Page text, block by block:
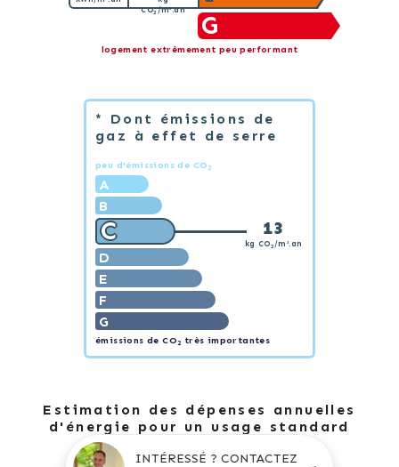
CO2/m².an G
logement extrêmement peu performant
* Dont émissions de
gaz à effet de serre
peu d'émissions de CO 2
A
B
C 13
kg CO2/m².an
D
E
F
G
émissions de CO2 très importantes
Estimation des dépenses annuelles
d'énergie pour un usage standard
INTÉRESSÉ ? CONTACTEZ